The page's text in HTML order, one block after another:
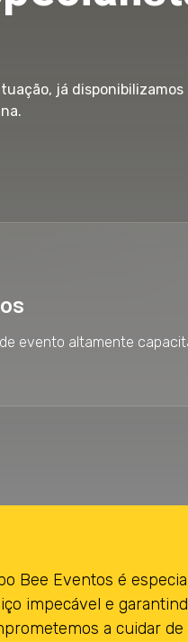
já
evento altamente
Bee Eventos é
impecável e
a cuidar de